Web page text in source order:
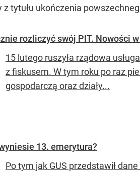
tytułu ukończenia
rozliczyć swój PIT. Nowości w
15 lutego ruszyła rządowa
z fiskusem. W tym roku po raz
gospodarczą oraz działy...
13. emerytura?
Po tym jak GUS przedstawił